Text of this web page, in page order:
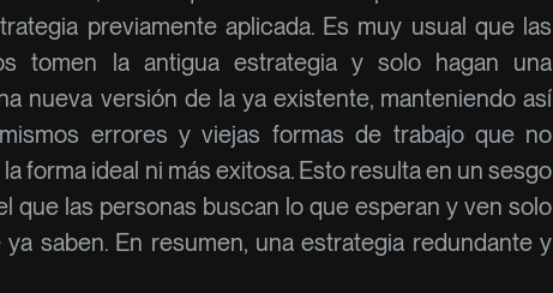
previamente aplicada. Es muy usual que las
tomen la antigua estrategia y solo hagan una
nueva versión de la ya existente, manteniendo así
errores y viejas formas de trabajo que no
forma ideal ni más exitosa. Esto resulta en un sesgo
que las personas buscan lo que esperan y ven solo
saben. En resumen, una estrategia redundante y